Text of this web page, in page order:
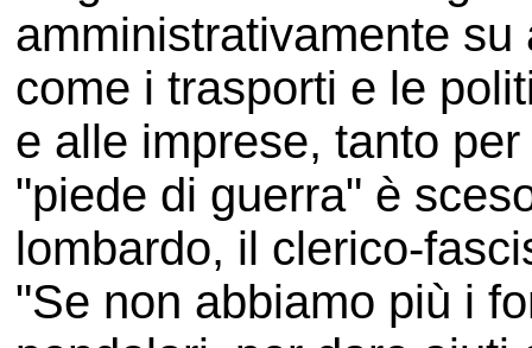
amministrativamente
come i trasporti e le
e alle imprese, tanto
"piede di guerra" è
lombardo, il clerico-
"Se non abbiamo più i